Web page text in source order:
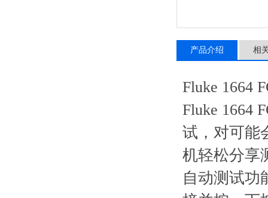
产品介绍 相
Fluke 1664
Fluke 1664
试，对可能
机轻松分享
自动测试功